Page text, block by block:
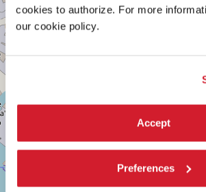
cookies to authorize. For more
our cookie policy.
Accept
Preferences
SESTIERE
CASTELLO
CAMPO
DELLA
TANA,
2169/F
VENEZIA
TEL.
0415218711